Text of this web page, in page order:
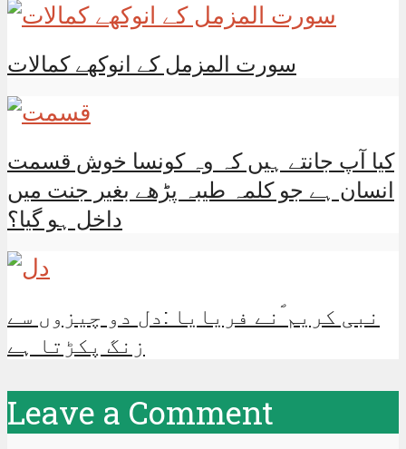
سورت المزمل کے انوکھے کمالات
کیا آپ جانتے ہیں کہ وہ کونسا خوش قسمت
انسان ہے جو کلمہ طیبہ پڑھے بغیر جنت میں
داخل ہو گیا؟
نبی کریم ؐنے فریایا :دل دو چیزوں سے
زنگ پکڑتا ہے
Leave a Comment